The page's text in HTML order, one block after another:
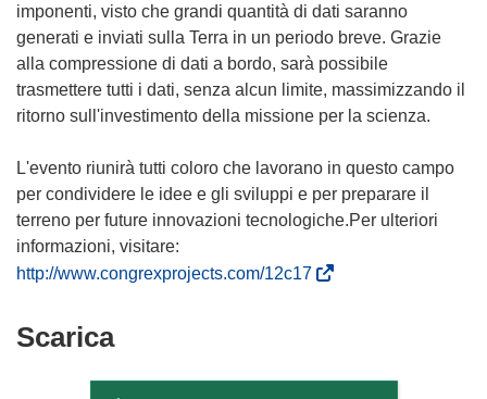
imponenti, visto che grandi quantità di dati saranno
generati e inviati sulla Terra in un periodo breve. Grazie
alla compressione di dati a bordo, sarà possibile
trasmettere tutti i dati, senza alcun limite, massimizzando il
ritorno sull'investimento della missione per la scienza.
L'evento riunirà tutti coloro che lavorano in questo campo
per condividere le idee e gli sviluppi e per preparare il
terreno per future innovazioni tecnologiche.Per ulteriori
informazioni, visitare:
http://www.congrexprojects.com/12c17(
ScaricaScarica